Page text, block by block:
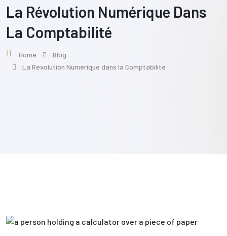
La Révolution Numérique Dans
La Comptabilité
Home
Blog
La Révolution Numérique dans la Comptabilité